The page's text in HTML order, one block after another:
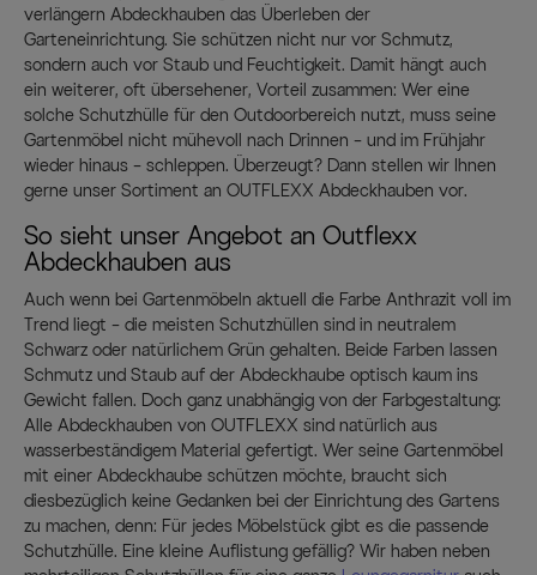
verlängern Abdeckhauben das Überleben der
Garteneinrichtung. Sie schützen nicht nur vor Schmutz,
sondern auch vor Staub und Feuchtigkeit. Damit hängt auch
ein weiterer, oft übersehener, Vorteil zusammen: Wer eine
solche Schutzhülle für den Outdoorbereich nutzt, muss seine
Gartenmöbel nicht mühevoll nach Drinnen – und im Frühjahr
wieder hinaus – schleppen. Überzeugt? Dann stellen wir Ihnen
gerne unser Sortiment an OUTFLEXX Abdeckhauben vor.
So sieht unser Angebot an Outflexx
Abdeckhauben aus
Auch wenn bei Gartenmöbeln aktuell die Farbe Anthrazit voll im
Trend liegt – die meisten Schutzhüllen sind in neutralem
Schwarz oder natürlichem Grün gehalten. Beide Farben lassen
Schmutz und Staub auf der Abdeckhaube optisch kaum ins
Gewicht fallen. Doch ganz unabhängig von der Farbgestaltung:
Alle Abdeckhauben von OUTFLEXX sind natürlich aus
wasserbeständigem Material gefertigt. Wer seine Gartenmöbel
mit einer Abdeckhaube schützen möchte, braucht sich
diesbezüglich keine Gedanken bei der Einrichtung des Gartens
zu machen, denn: Für jedes Möbelstück gibt es die passende
Schutzhülle. Eine kleine Auflistung gefällig? Wir haben neben